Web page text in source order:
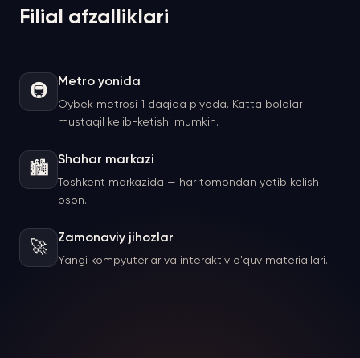
Filial afzalliklari
🚇
Metro yonida
Oybek metrosi 1 daqiqa piyoda. Katta bolalar
mustaqil kelib-ketishi mumkin.
🏙️
Shahar markazi
Toshkent markazida — har tomondan yetib kelish
oson.
🚀
Zamonaviy jihozlar
Yangi kompyuterlar va interaktiv o'quv materiallari.